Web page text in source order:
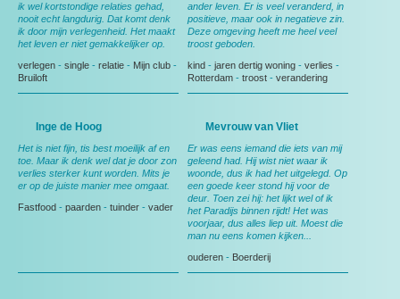
ik wel kortstondige relaties gehad,
nooit echt langdurig. Dat komt denk
ik door mijn verlegenheid. Het maakt
het leven er niet gemakkelijker op.
verlegen - single - relatie - Mijn club -
Bruiloft
ander leven. Er is veel veranderd, in
positieve, maar ook in negatieve zin.
Deze omgeving heeft me heel veel
troost geboden.
kind - jaren dertig woning - verlies -
Rotterdam - troost - verandering
Inge de Hoog
Het is niet fijn, tis best moeilijk af en
toe. Maar ik denk wel dat je door zon
verlies sterker kunt worden. Mits je
er op de juiste manier mee omgaat.
Fastfood - paarden - tuinder - vader
Mevrouw van Vliet
Er was eens iemand die iets van mij
geleend had. Hij wist niet waar ik
woonde, dus ik had het uitgelegd. Op
een goede keer stond hij voor de
deur. Toen zei hij: het lijkt wel of ik
het Paradijs binnen rijdt! Het was
voorjaar, dus alles liep uit. Moest die
man nu eens komen kijken...
ouderen - Boerderij